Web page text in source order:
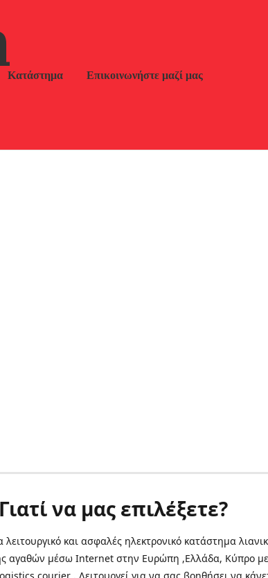
Κατάστημα Επικοινωνήστε μαζί μας
Γιατί να μας επιλέξετε?
λειτουργικό και ασφαλές ηλεκτρονικό κατάστημα
αγαθών μέσω Internet στην Ευρώπη ,Ελλάδα, Κύπρο